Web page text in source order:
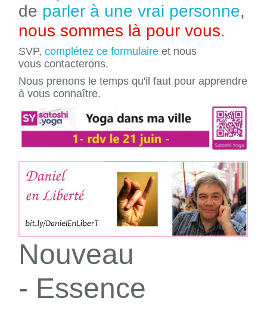
de parler à une vrai personne,
nous sommes là pour vous.
SVP, complétez ce formulaire et nous
vous contacterons.
Nous prenons le temps qu'il faut pour apprendre
à vous connaître.
Nouveau
- Essence